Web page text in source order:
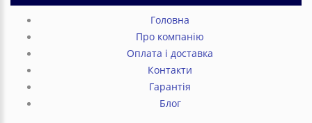
Головна
Про компанію
Оплата і доставка
Контакти
Гарантія
Блог